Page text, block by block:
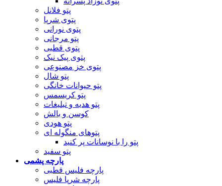
پتو فلانل
پتوی شرپا
پتوی نورانی
پتو مرجانی
پتوی قطبی
پتوی پیک نیک
پتوی خز مصنوعی
پتو شال
پتو حیوانات خانگی
پتو کریسمس
پتو هدیه و تبلیغات
کوسن و بالش
پتو هودی
پتوهای منگوله ای
پتو را با نوسانات پر کنید
پتو سفید
پارچه پشمی
پارچه فلیس قطبی
پارچه شرپا فلیس